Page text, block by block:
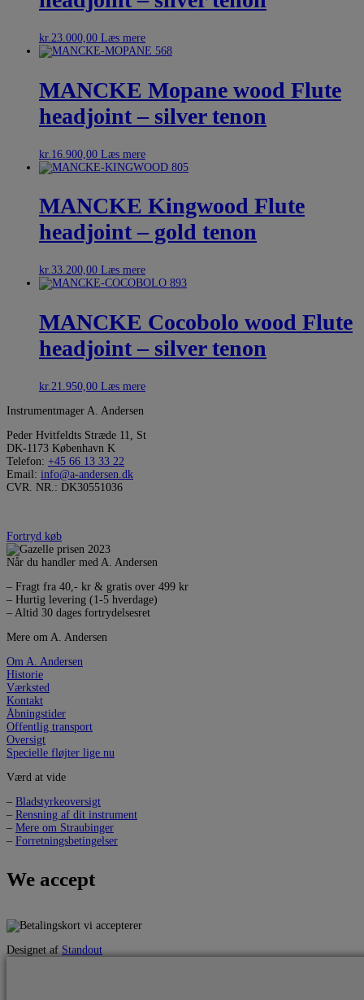
kr.23.000,00 Læs mere
MANCKE Mopane wood Flute
headjoint – silver tenon
kr. 16.900,00 Læs mere
MANCKE Kingwood Flute
headjoint – gold tenon
kr.33.200,00 Læs mere
MANCKE Cocobolo wood Flute
headjoint – silver tenon
kr. 21.950,00 Læs mere
Instrumentmager A. Andersen
Peder Hvitfeldts Stræde 11, St
DK-1173 København K
Telefon: +45 66 13 33 22
Email: info@a-andersen.dk
CVR. NR.: DK30551036
Fortryd køb
Når du handler med A. Andersen
– Fragt fra 40,- kr & gratis over 499 kr
– Hurtig levering (1-5 hverdage)
– Altid 30 dages fortrydelsesret
Mere om A. Andersen
Om A. Andersen
Historie
Værksted
Kontakt
Åbningstider
Offentlig transport
Oversigt
Specielle fløjter lige nu
Værd at vide
– Bladstyrkeoversigt
– Rensning af dit instrument
– Mere om Straubinger
– Forretningsbetingelser
We accept
Designet af Standout